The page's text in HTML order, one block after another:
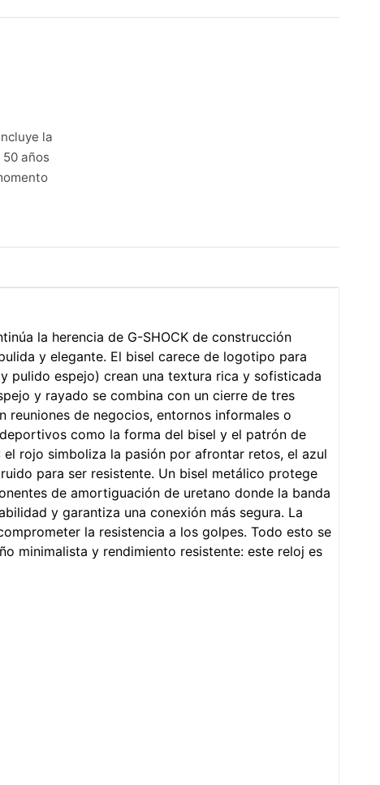
la
años
la herencia de G-SHOCK de construcción
y elegante. El bisel carece de logotipo para
pulido espejo) crean una textura rica y sofisticada
y rayado se combina con un cierre de tres
de negocios, entornos informales o
como la forma del bisel y el patrón de
rojo simboliza la pasión por afrontar retos, el azul
para ser resistente. Un bisel metálico protege
de amortiguación de uretano donde la banda
y garantiza una conexión más segura. La
la resistencia a los golpes. Todo esto se
minimalista y rendimiento resistente: este reloj es